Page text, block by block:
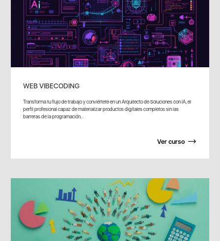
WEB VIBECODING
Transforma tu flujo de trabajo y conviértete en un Arquitecto de Soluciones con IA, el
perfil profesional capaz de materializar productos digitales completos sin las
barreras de la programación...
Ver curso